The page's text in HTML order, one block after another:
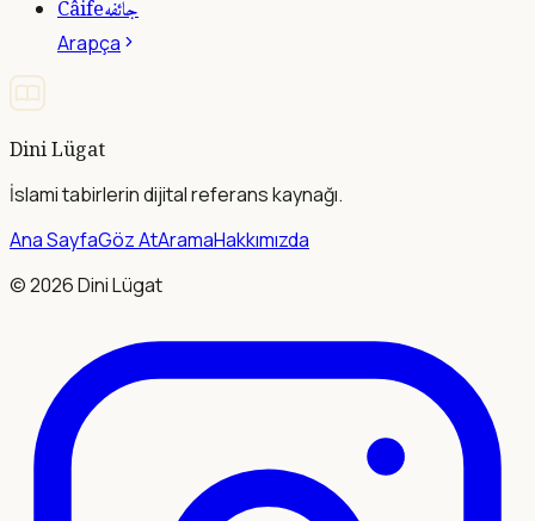
Câifeجائفه
Arapça
Dini Lügat
İslami tabirlerin dijital referans kaynağı.
Ana SayfaGöz AtAramaHakkımızda
©2026Dini Lügat